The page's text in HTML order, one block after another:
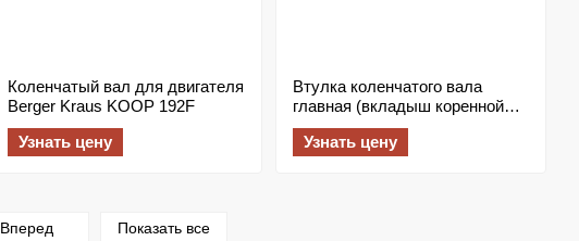
Коленчатый вал для двигателя
Berger Kraus KOOP 192F
Узнать цену
Втулка коленчатого вала
главная (вкладыш коренной
сплошной) для двигателя
Berger Kraus KOOP 192F
Узнать цену
Вперед Показать все